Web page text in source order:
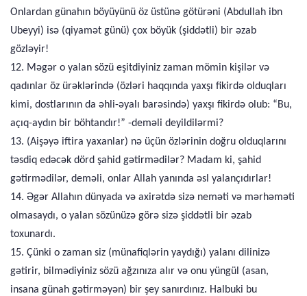
Onlardan günahın böyüyünü öz üstünə götürəni (Abdullah ibn
Ubeyyi) isə (qiyamət günü) çox böyük (şiddətli) bir əzab
gözləyir!
12. Məgər o yalan sözü eşitdiyiniz zaman mömin kişilər və
qadınlar öz ürəklərində (özləri haqqında yaxşı fikirdə olduqları
kimi, dostlarının da əhli-əyalı barəsində) yaxşı fikirdə olub: “Bu,
açıq-aydın bir böhtandır!” -deməli deyildilərmi?
13. (Aişəyə iftira yaxanlar) nə üçün özlərinin doğru olduqlarını
təsdiq edəcək dörd şahid gətirmədilər? Madam ki, şahid
gətirmədilər, deməli, onlar Allah yanında əsl yalançıdırlar!
14. Əgər Allahın dünyada və axirətdə sizə neməti və mərhəməti
olmasaydı, o yalan sözünüzə görə sizə şiddətli bir əzab
toxunardı.
15. Çünki o zaman siz (münafiqlərin yaydığı) yalanı dilinizə
gətirir, bilmədiyiniz sözü ağzınıza alır və onu yüngül (asan,
insana günah gətirməyən) bir şey sanırdınız. Halbuki bu